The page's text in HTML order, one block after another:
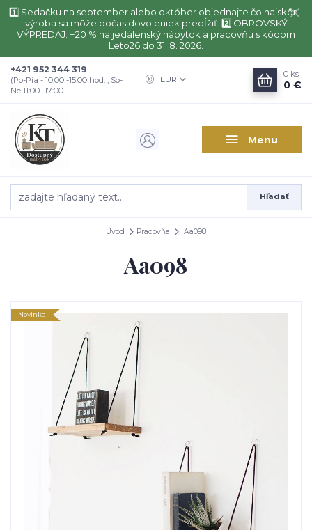
1️⃣ Sedačku na september alebo október objednajte čo najskôr –
výroba sa môže počas dovoleniek predĺžiť. 2️⃣ OBROVSKÝ
VÝPREDAJ: −20 % na jedálenský nábytok a pracovňu s kódom
Leto26 do 31. 8. 2026.
Menu
EUR
Hľadať
+421 952 344 319
(Po-Pia - 10:00 -15:00 hod. , So-
Ne 11:00- 17:00
0 ks
0 €
Úvod Pracovňa Aa098
Aa098
Novinka